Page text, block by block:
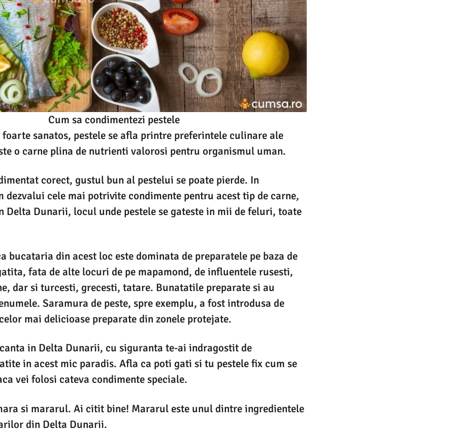
Cum sa condimentezi pestele
sanatos, pestele se afla printre preferintele culinare ale
o carne plina de nutrienti valorosi pentru organismul uman.
corect, gustul bun al pestelui se poate pierde. In
dezvalui cele mai potrivite condimente pentru acest tip de carne,
Delta Dunarii, locul unde pestele se gateste in mii de feluri, toate
bucataria din acest loc este dominata de preparatele pe baza de
fata de alte locuri de pe mapamond, de influentele rusesti,
dar si turcesti, grecesti, tatare. Bunatatile preparate si au
Saramura de peste, spre exemplu, a fost introdusa de
mai delicioase preparate din zonele protejate.
in Delta Dunarii, cu siguranta te-ai indragostit de
in acest mic paradis. Afla ca poti gati si tu pestele fix cum se
vei folosi cateva condimente speciale.
si mararul. Ai citit bine! Mararul este unul dintre ingredientele
din Delta Dunarii.